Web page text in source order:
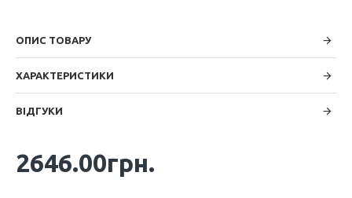
ОПИС ТОВАРУ
ХАРАКТЕРИСТИКИ
ВІДГУКИ
2646.00грн.